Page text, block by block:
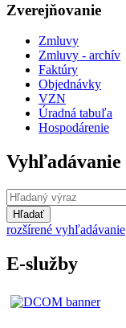
Zverejňovanie
Zmluvy
Zmluvy - archív
Faktúry
Objednávky
VZN
Úradná tabuľa
Hospodárenie
Vyhľadávanie
Hľadať
rozšírené vyhľadávanie
E-služby